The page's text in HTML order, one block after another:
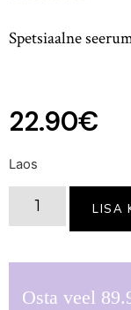
5.00
kliendi
Spetsiaalne
22.90€
Laos
LISA
Osta veel